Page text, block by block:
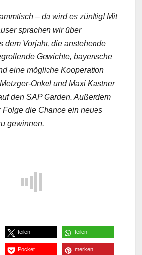
– da wird es zünftig! Mit
sprachen wir über
dem Vorjahr, die anstehende
Gewichte, bayerische
eine mögliche Kooperation
Onkel und Maxi Kastner
den SAP Garden. Außerdem
Folge die Chance ein neues
gewinnen.
teilen teilen
Pocket merken